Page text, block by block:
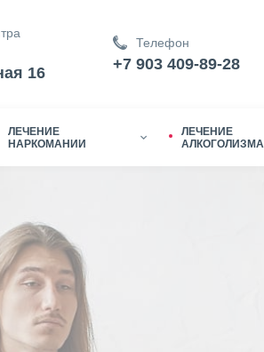
16
Телефон
+7 903 409-89-28
ЛЕЧЕНИЕ
НАРКОМАНИИ
ЛЕЧЕНИЕ
АЛКОГОЛИЗМА